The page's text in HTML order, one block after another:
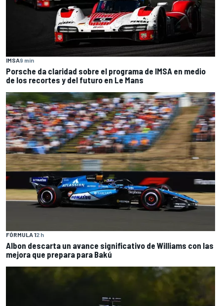
IMSA9 min
Porsche da claridad sobre el programa de IMSA en medio
de los recortes y del futuro en Le Mans
FÓRMULA 12 h
Albon descarta un avance significativo de Williams con las
mejora que prepara para Bakú